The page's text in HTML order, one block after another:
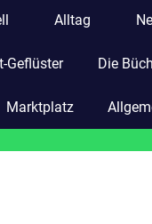
Alltag
Geflüster Die
Marktplatz